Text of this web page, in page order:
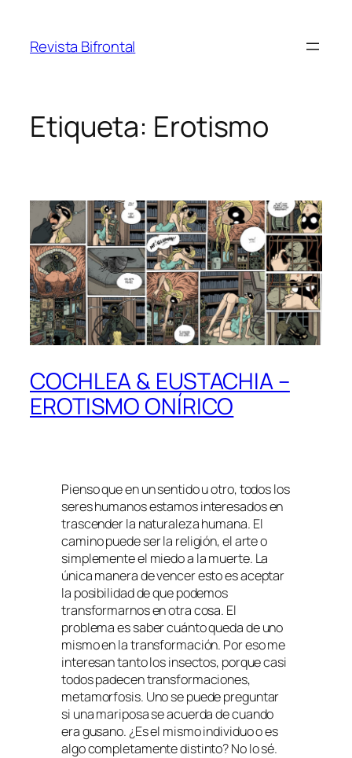
contenido
Revista Bifrontal
Etiqueta: Erotismo
COCHLEA & EUSTACHIA –
EROTISMO ONÍRICO
Pienso que en un sentido u otro, todos los
seres humanos estamos interesados en
trascender la naturaleza humana. El
camino puede ser la religión, el arte o
simplemente el miedo a la muerte. La
única manera de vencer esto es aceptar
la posibilidad de que podemos
transformarnos en otra cosa. El
problema es saber cuánto queda de uno
mismo en la transformación. Por eso me
interesan tanto los insectos, porque casi
todos padecen transformaciones,
metamorfosis. Uno se puede preguntar
si una mariposa se acuerda de cuando
era gusano. ¿Es el mismo individuo o es
algo completamente distinto? No lo sé.